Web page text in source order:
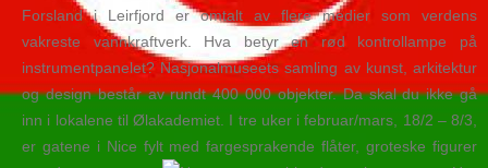
Forsland i Leirfjord er omtalt av flere medier som verdens
vakreste vannkraftverk. Hva betyr en rød kontrollampe på
instrumentpanelet? Nasjonalmuseets samling av kunst, arkitektur
og design består av rundt 400 000 objekter. Da skal du ikke gå
inn i lokalene til Ølakademiet. I tre uker i februar/mars, 18/2 – 8/3,
er gatene i Nice fylt med fargesprakende flåter, groteske figurer